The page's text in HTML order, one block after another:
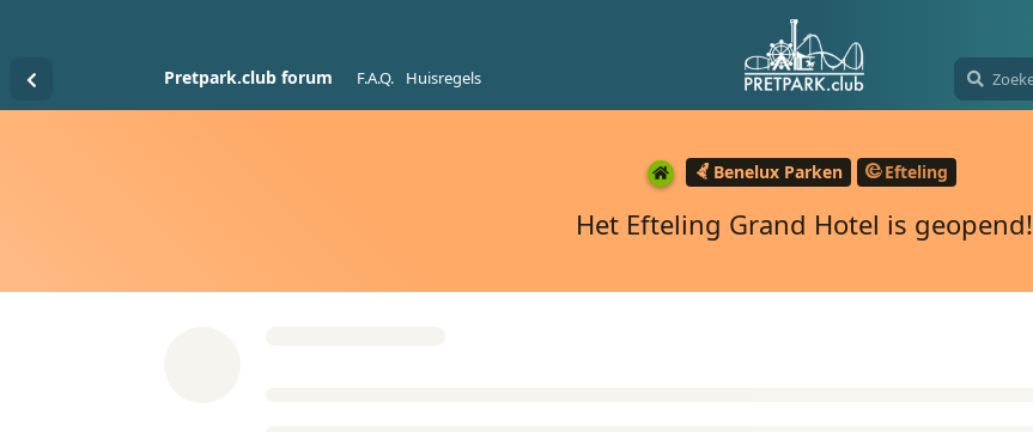
Pretpark.club forum F.A.Q. Huisregels
Benelux Parken Efteling
Het Efteling Grand Hotel is geopend!